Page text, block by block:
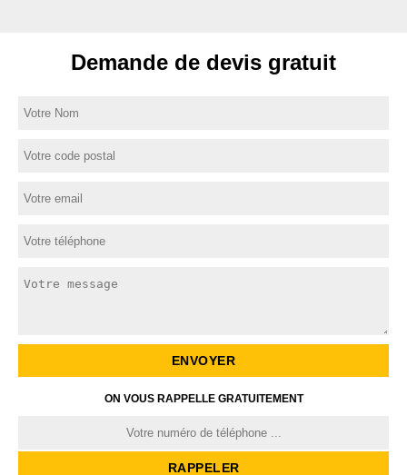
Demande de devis gratuit
ON VOUS RAPPELLE GRATUITEMENT